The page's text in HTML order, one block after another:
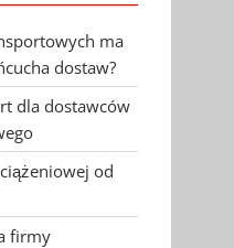
ma
dostaw?
dla dostawców
od
firmy